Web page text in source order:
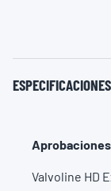
ESPECIFICACIONES
Valvoline HD